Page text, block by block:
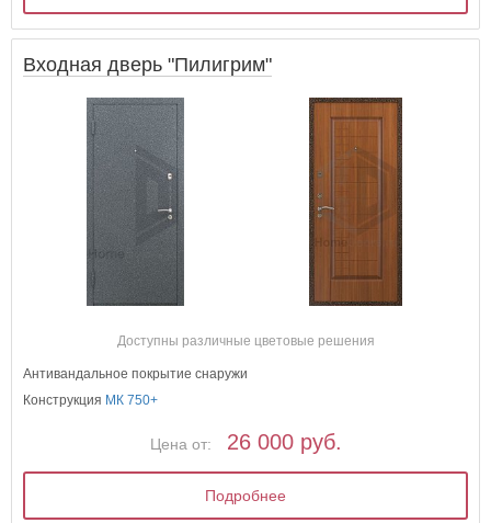
Входная дверь "Пилигрим"
Доступны различные цветовые решения
Антивандальное покрытие снаружи
Конструкция МК 750+
Цена от: 26 000 руб.
Подробнее